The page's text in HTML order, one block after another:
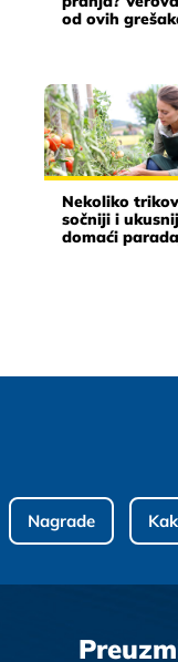
od ovih
Nekoliko
sočniji i
domaći
Nagrade